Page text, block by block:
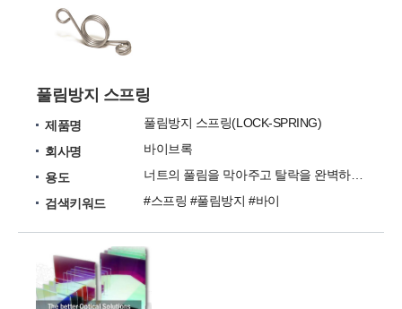
풀림방지 스프링
제품명
풀림방지 스프링(LOCK-SPRING)
회사명
바이브록
용도
검색키워드
#스프링 #풀림방지 #바이